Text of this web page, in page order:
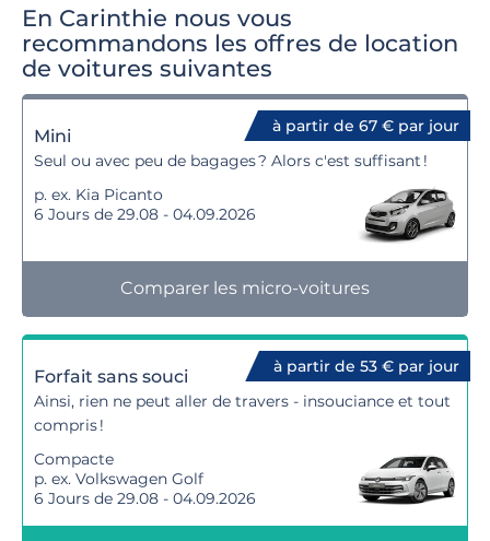
En Carinthie nous vous
recommandons les offres de location
de voitures suivantes
à partir de 67 € par jour
Mini
Seul ou avec peu de bagages ? Alors c'est suffisant !
p. ex. Kia Picanto
6 Jours de 29.08 - 04.09.2026
Comparer les micro-voitures
à partir de 53 € par jour
Forfait sans souci
Ainsi, rien ne peut aller de travers - insouciance et tout
compris !
Compacte
p. ex. Volkswagen Golf
6 Jours de 29.08 - 04.09.2026